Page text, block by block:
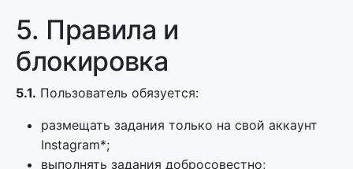
5. Правила и
блокировка
5.1. Пользователь обязуется:
размещать задания только на свой аккаунт
Instagram*;
выполнять задания добросовестно;